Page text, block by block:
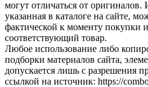
могут отличаться от
указанная в каталоге на сайте,
фактической к моменту покупки
соответствующий товар.
Любое использование либо
подборки материалов сайта,
допускается лишь с разрешения
ссылкой на источник: https://